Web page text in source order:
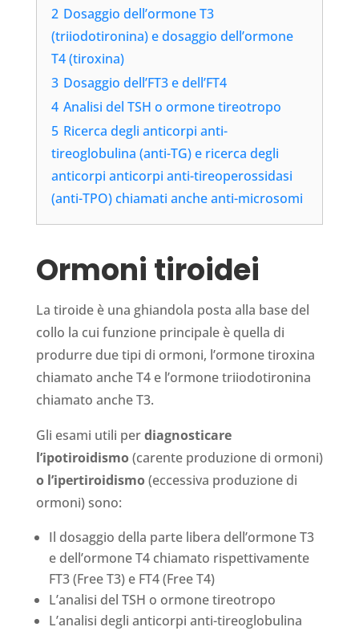
2 Dosaggio dell’ormone T3
(triiodotironina) e dosaggio dell’ormone
T4 (tiroxina)
3 Dosaggio dell’FT3 e dell’FT4
4 Analisi del TSH o ormone tireotropo
5 Ricerca degli anticorpi anti-
tireoglobulina (anti-TG) e ricerca degli
anti­corpi anticorpi anti-tireoperossidasi
(anti-TPO) chiamati anche anti-microsomi
Ormoni tiroidei
La tiroide è una ghiandola posta alla base del
collo la cui funzione princi­pale è quella di
produrre due tipi di ormoni, l’ormone tiroxina
chiamato anche T4 e l’ormone triiodotironina
chiamato anche T3.
Gli esami utili perdiagnosticare
l’ipotiroidismo(carente produzione di ormoni)
o l’ipertiroidismo(eccessiva produzione di
ormoni) sono:
Il dosaggio della parte libera dell’ormone T3
e dell’ormone T4 chiama­to rispettivamente
FT3 (Free T3) e FT4 (Free T4)
L’analisi del TSH o ormone tireotropo
L’analisi degli anticorpi anti-tireoglobulina